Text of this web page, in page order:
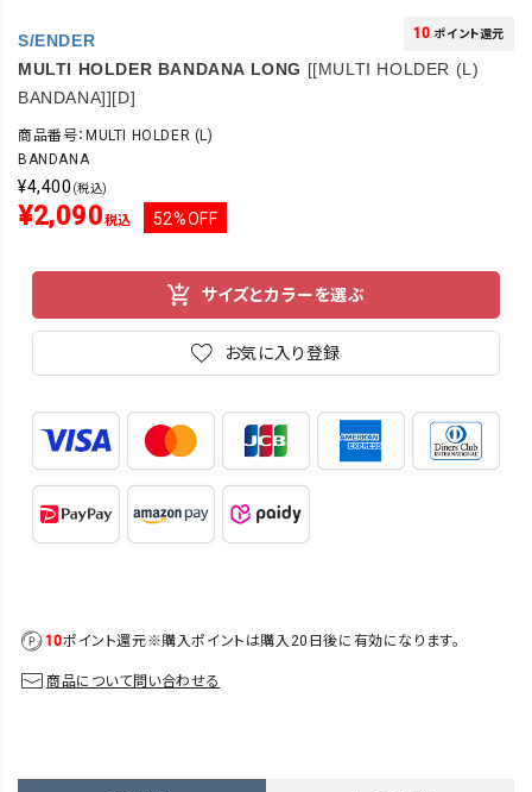
S/ENDER
MULTI HOLDER BANDANA LONG [[MULTI HOLDER (L)
BANDANA]][D]
10 ポイント還元
商品番号：MULTI HOLDER (L)
BANDANA
¥4,400 (税込)
¥2,090税込 52%OFF
サイズとカラーを選ぶ
お気に入り登録
10ポイント還元※購入ポイントは購入20日後に有効になります。
商品について問い合わせる